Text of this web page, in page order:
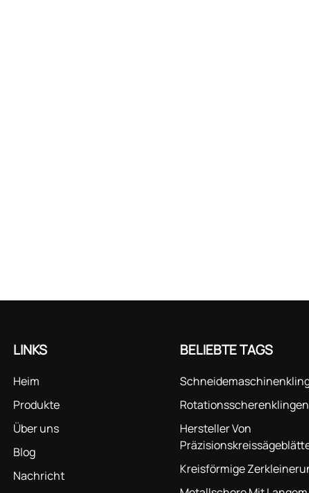
Überprüfen Sie den Verschleiß und die Beschädigungen der
und müssen regelmäßig geschärft werden, um ihre Schärfe zu
abmessungen den Anforderungen entsprechen. Reinigung:
die Klingenoberfläche sauber, um die Ansammlung von
Kunststoffrückständen und anderen Verunreinigungen zu
die die Zerkleinerungswirkung beeinträchtigen können.
Durch die richtige Schmierung wird die Reibung zwischen den
und anderen Bauteilen verringert, wodurch der Verschleiß
LINKS
Heim
Produkte
Über uns
Blog
Nachricht
BELIEBTE TAGS
Rotationsscherenklingen
Hersteller Von
Kreisförmige